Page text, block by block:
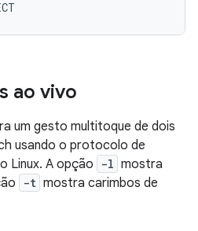
ao vivo
um gesto multitoque de dois
usando o protocolo de
Linux. A opção
-l mostra
-t mostra carimbos de